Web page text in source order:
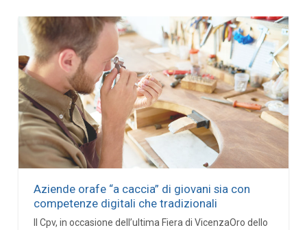
Aziende orafe “a caccia” di giovani sia con
competenze digitali che tradizionali
Il Cpv, in occasione dell’ultima Fiera di VicenzaOro dello